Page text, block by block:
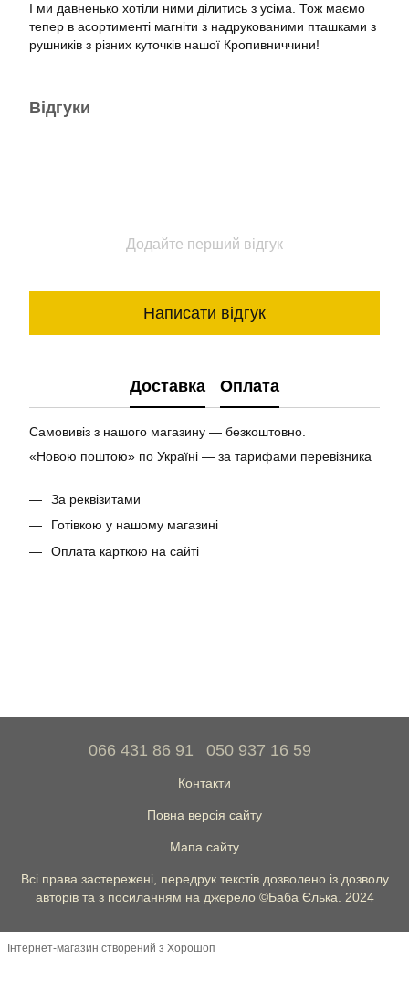
І ми давненько хотіли ними ділитись з усіма. Тож маємо
тепер в асортименті магніти з надрукованими пташками з
рушників з різних куточків нашої Кропивниччини!
Відгуки
Додайте перший відгук
Написати відгук
Доставка Оплата
Самовивіз з нашого магазину — безкоштовно.
«Новою поштою» по Україні — за тарифами перевізника
За реквізитами
Готівкою у нашому магазині
Оплата карткою на сайті
066 431 86 91 050 937 16 59
Контакти
Повна версія сайту
Мапа сайту
Всі права застережені, передрук текстів дозволено із дозволу
авторів та з посиланням на джерело ©Баба Єлька. 2024
Інтернет-магазин створений з Хорошоп